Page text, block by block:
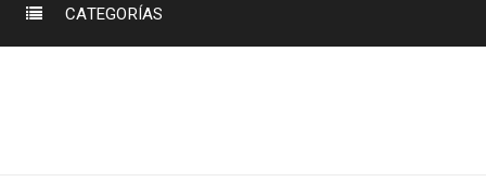
CATEGORÍAS